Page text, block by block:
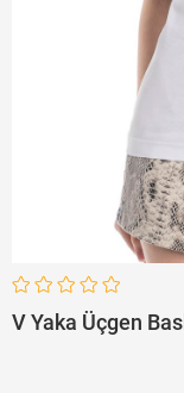
V Yaka Üçgen